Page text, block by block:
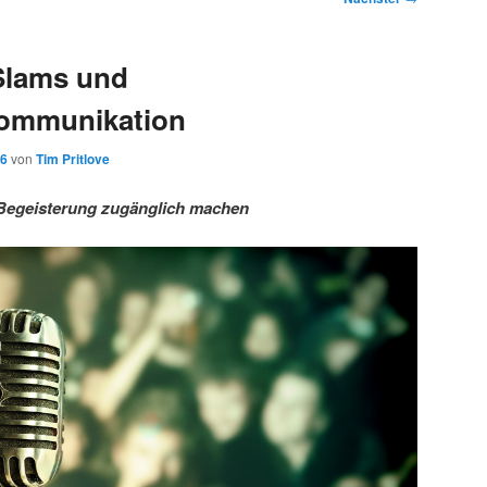
und
von Tim Pritlove
zugänglich machen